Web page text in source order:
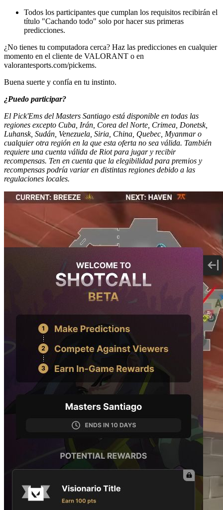
Todos los participantes que cumplan los requisitos recibirán el
título "Cachando todo" solo por hacer sus primeras
predicciones.
¿No tienes tu computadora cerca? Haz las predicciones en cualquier
momento en el cliente de VALORANT o en
valorantesports.com/pickems.
Buena suerte y confía en tu instinto.
¿Puedo participar?
El Pick'Ems del Masters Santiago está disponible en todas las
regiones excepto Cuba, Irán, Corea del Norte, Crimea, Donetsk,
Luhansk, Sudán, Venezuela, Siria, China, Quebec, Myanmar o
cualquier otra región en la que esta oferta no sea válida. También
requiere una cuenta válida de Riot para jugar y recibir
recompensas. Ten en cuenta que la elegibilidad para premios y
recompensas podría variar en distintas regiones debido a las
regulaciones locales.